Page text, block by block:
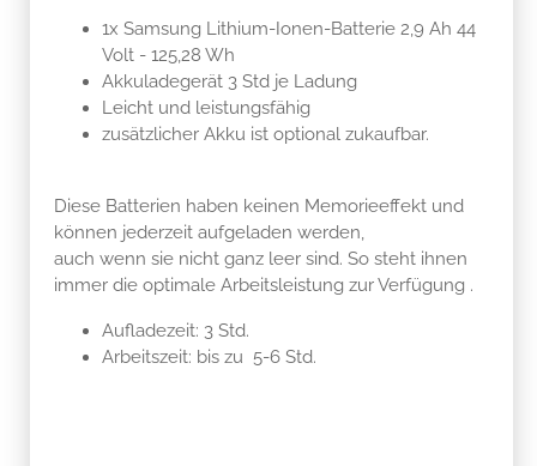
1x Samsung Lithium-Ionen-Batterie 2,9 Ah 44
Volt - 125,28 Wh
Akkuladegerät 3 Std je Ladung
Leicht und leistungsfähig
zusätzlicher Akku ist optional zukaufbar.
Diese Batterien haben keinen Memorieeffekt und
können jederzeit aufgeladen werden,
auch wenn sie nicht ganz leer sind. So steht ihnen
immer die optimale Arbeitsleistung zur Verfügung .
Aufladezeit: 3 Std.
Arbeitszeit: bis zu 5-6 Std.